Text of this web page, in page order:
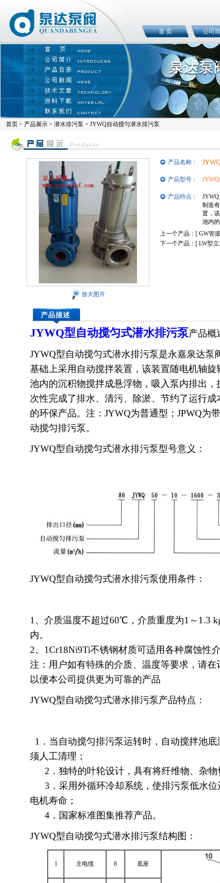
首 页 公司
首页 > 产品展示 > 潜水排污泵 > JYWQ自动搅匀潜水排污泵
放大图片
产品名称：
产品型号：
产品特点：
制造
置，
池内
上一个产品：[ GW管
下一个产品：[ LW型
产品描述
JYWQ型自动搅匀式潜水排污泵产品概
JYWQ型自动搅匀式潜水排污泵是永嘉泉达泵
基础上采用自动搅拌装置，该装置随电机轴
池内的沉积物搅拌成悬浮物，吸入泵内排出
次性完成了排水、清污、除淤、节约了运行
的环保产品。注：JYWQ为普通型；JPWQ为
动搅匀排污泵。
JYWQ型自动搅匀式潜水排污泵型号意义：
JYWQ型自动搅匀式潜水排污泵使用条件：
1、介质温度不超过60℃，介质重度为1～1.3
内。
2、1Cr18Ni9Ti不锈钢材质可适用各种腐蚀性
注：用户如有特殊的介质、温度等要求，请
以便本公司提供更为可靠的产品
JYWQ型自动搅匀式潜水排污泵产品特点：
1．当自动搅匀排污泵运转时，自动搅拌池
须人工清理；
2．独特的叶轮设计，具有将纤维物、杂物
3．采用外循环冷却系统，使排污泵低水位
电机寿命；
4．国家标准图集推荐产品。
JYWQ型自动搅匀式潜水排污泵结构图：
1 主电缆 8 底座